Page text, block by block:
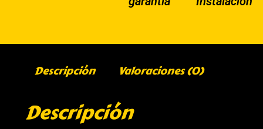
Descripción Valoraciones (0)
Descripción